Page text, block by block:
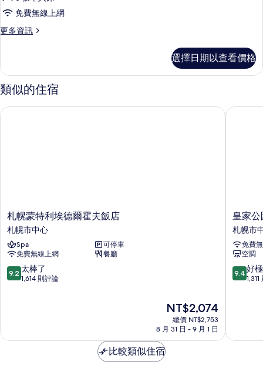
片
詳
情
床
房,
非
煙
房
(3
pax,
有
相
片
免費無線上網
更多資訊
更
雙
床
房,
吸
詳
情
選擇日期以查看價格
類似的住宿
札
幌
蒙
特
利
埃
德
札
札幌蒙特利埃德爾霍夫飯店
札幌市中心
Spa
可停車
免費無線上網
餐廳
9.2
分，
棒
9.2 太棒了
1,614 則評論
現
在
價
NT$2,074
總價 NT$2,753
8 月 31 日 - 9 月 1 日
札幌蒙特利埃德爾霍夫飯店
皇
家
公
園
畫
布
札
札
皇家
札幌市
免費
空調
9.4
分，
極
9.4 好
皇家公
比較類似住宿